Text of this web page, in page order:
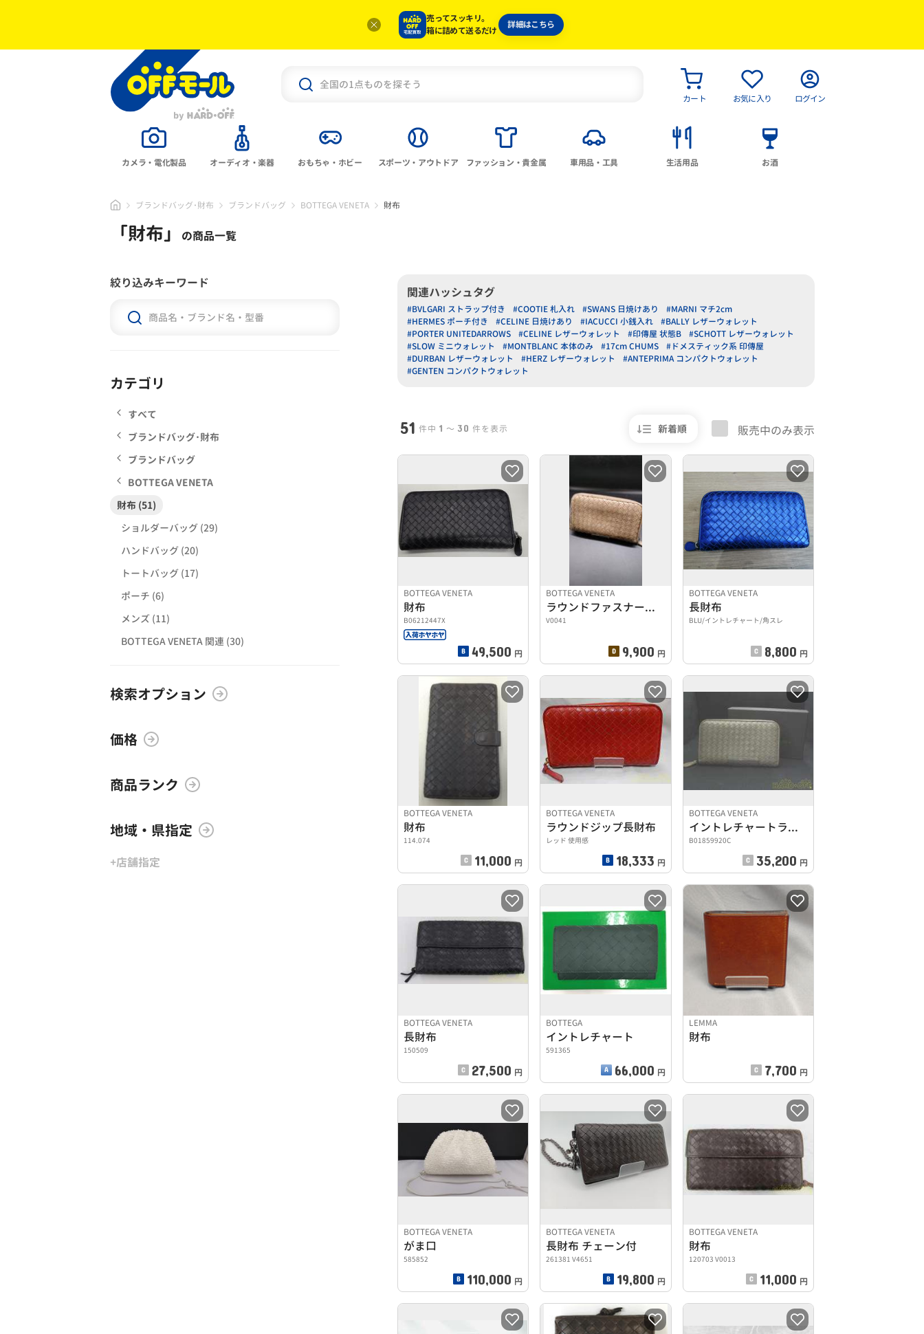
売ってスッキリ。
箱に詰めて送るだけ
詳細はこちら
カート お気に入り ログイン
カメラ・電化製品 オーディオ・楽器 おもちゃ・ホビー スポーツ・アウトドア ファッション・貴金属 車用品・工具 生活用品 お酒
ブランドバッグ･財布 ブランドバッグ BOTTEGA VENETA 財布
「財布」 の商品一覧
絞り込みキーワード
カテゴリ
すべて
ブランドバッグ･財布
ブランドバッグ
BOTTEGA VENETA
財布 (51)
ショルダーバッグ (29)
ハンドバッグ (20)
トートバッグ (17)
ポーチ (6)
メンズ (11)
BOTTEGA VENETA 関連 (30)
検索オプション
価格
商品ランク
地域・県指定
+店舗指定
関連ハッシュタグ
#BVLGARI ストラップ付き #COOTIE 札入れ #SWANS 日焼けあり
#MARNI マチ2cm
#HERMES ポーチ付き
#CELINE 日焼けあり #IACUCCI 小銭入れ
#BALLY レザーウォレット
#PORTER UNITEDARROWS
#CELINE レザーウォレット #印傳屋 状態B
#SCHOTT レザーウォレット
#SLOW ミニウォレット
#MONTBLANC 本体のみ #17cm CHUMS
#ドメスティック系 印傳屋
#DURBAN レザーウォレット
#HERZ レザーウォレット
#ANTEPRIMA コンパクトウォレット
#GENTEN コンパクトウォレット
51 件中 1 〜 30 件を表示 新着順 販売中のみ表示
BOTTEGA VENETA
財布
B06212447X
49,500 円
BOTTEGA VENETA
ラウンドファスナー長財布
V0041
9,900 円
BOTTEGA VENETA
長財布
BLU/イントレチャート/角スレ
8,800 円
BOTTEGA VENETA
財布
114.074
11,000 円
BOTTEGA VENETA
ラウンドジップ長財布
レッド 使用感
18,333 円
BOTTEGA VENETA
イントレチャートランドファスナー
B01859920C
35,200 円
BOTTEGA VENETA
長財布
150509
27,500 円
BOTTEGA
イントレチャート
591365
66,000 円
LEMMA
財布
7,700 円
BOTTEGA VENETA
がま口
585852
110,000 円
BOTTEGA VENETA
長財布 チェーン付
261381 V4651
19,800 円
BOTTEGA VENETA
財布
120703 V0013
11,000 円